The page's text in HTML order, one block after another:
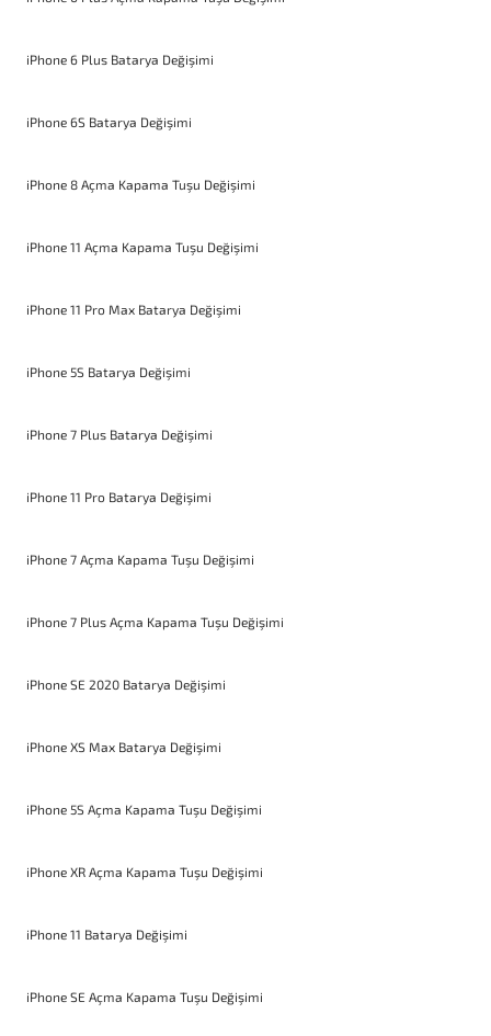
iPhone 6 Plus Batarya Değişimi
iPhone 6S Batarya Değişimi
iPhone 8 Açma Kapama Tuşu Değişimi
iPhone 11 Açma Kapama Tuşu Değişimi
iPhone 11 Pro Max Batarya Değişimi
iPhone 5S Batarya Değişimi
iPhone 7 Plus Batarya Değişimi
iPhone 11 Pro Batarya Değişimi
iPhone 7 Açma Kapama Tuşu Değişimi
iPhone 7 Plus Açma Kapama Tuşu Değişimi
iPhone SE 2020 Batarya Değişimi
iPhone XS Max Batarya Değişimi
iPhone 5S Açma Kapama Tuşu Değişimi
iPhone XR Açma Kapama Tuşu Değişimi
iPhone 11 Batarya Değişimi
iPhone SE Açma Kapama Tuşu Değişimi